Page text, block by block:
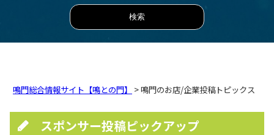
鳴門総合情報サイト【鳴との門】 > 鳴門のお店/企業投稿トピックス
スポンサー投稿ピックアップ